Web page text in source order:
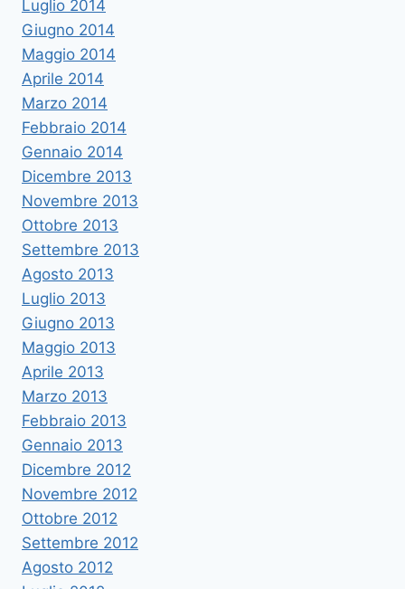
Luglio 2014
Giugno 2014
Maggio 2014
Aprile 2014
Marzo 2014
Febbraio 2014
Gennaio 2014
Dicembre 2013
Novembre 2013
Ottobre 2013
Settembre 2013
Agosto 2013
Luglio 2013
Giugno 2013
Maggio 2013
Aprile 2013
Marzo 2013
Febbraio 2013
Gennaio 2013
Dicembre 2012
Novembre 2012
Ottobre 2012
Settembre 2012
Agosto 2012